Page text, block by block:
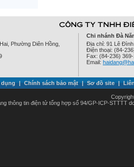
Phường Diên Hồng,
Chi nhánh Đà
Địa chỉ: 91 Lê
Điện thoại: (84-
Fax: (84-236)
Email:
dụng | Chính sách bảo mật | Sơ đồ site |
thông tin điện tử tổng hợp số 94/GP-ICP-STTTT